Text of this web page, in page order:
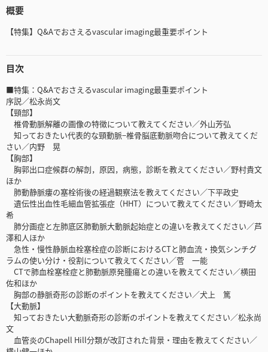
概要
【特集】Q&Aでおさえるvascular imaging最重要ポイント
目次
■特集：Q&Aでおさえるvascular imaging最重要ポイント
序説／松永尚文
【頸部】
椎骨動脈解離の画像の特徴について教えてください／外山芳弘
知っておきたい代表的な頸動脈−椎骨脳底動脈吻合について教えてくだ
さい／内野 晃
【胸部】
胸郭出口症候群の解剖，原因，病態，診断を教えてください／野村貴文
ほか
肺動静脈瘻の塞栓術後の経過観察法を教えてください／下平政史
遺伝性出血性毛細血管拡張症（HHT）について教えてください／野崎太
希
肺分画症と左肺底区肺動脈大動脈起始症との違いを教えてください／芦
澤和人ほか
急性・慢性静脈血栓塞栓症の診断におけるCTと肺血流・換気シンチグ
ラムの使い分け・役割について教えてください／菅 一能
CTで肺血栓塞栓症と肺動脈原発腫瘍との違いを教えてください／横田
佐和ほか
胸部の静脈奇形の診断のポイントを教えてください／犬上 篤
【大動脈】
知っておきたい大動脈奇形の診断のポイントを教えてください／松永尚
文
血管炎のChapell Hill分類が改訂された背景・理由を教えてください／